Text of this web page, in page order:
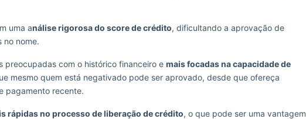
uma análise rigorosa do score de crédito, dificultando a aprovação de
no nome.
preocupadas com o histórico financeiro e mais focadas na capacidade de
mesmo quem está negativado pode ser aprovado, desde que ofereça
pagamento recente.
rápidas no processo de liberação de crédito, o que pode ser uma vantagem